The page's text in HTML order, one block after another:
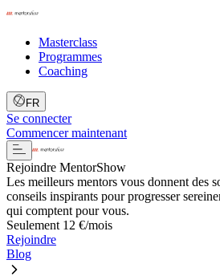
Masterclass
Programmes
Coaching
FR
Se connecter
Commencer maintenant
Rejoindre MentorShow
Les meilleurs mentors vous donnent des
conseils inspirants pour progresser
qui comptent pour vous.
Seulement 12 €/mois
Rejoindre
Blog